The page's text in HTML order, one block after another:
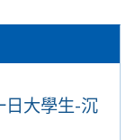
日大學生-沉